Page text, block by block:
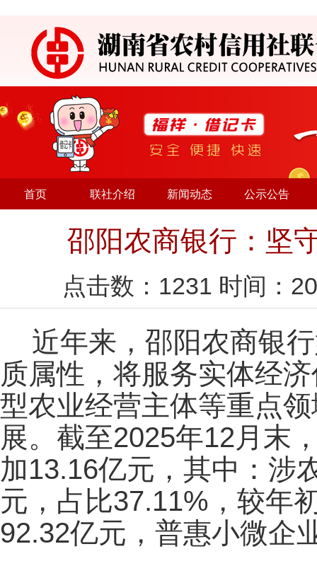
首页 联社介绍 新闻动态 公示公告
邵阳农商银行：坚
点击数： 1231 时间：
近年来，邵阳农商银
质属性，将服务实体经
型农业经营主体等重点
展。截至2025年12月末
加13.16亿元，其中：涉
元，占比37.11%，较年
92.32亿元，普惠小微企